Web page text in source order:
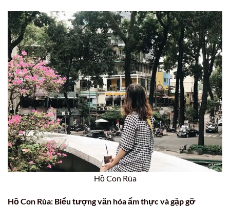
Hồ Con Rùa
Hồ Con Rùa: Biểu tượng văn hóa ẩm thực và gặp gỡ